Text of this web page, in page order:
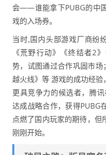
会——谁能拿下PUBG的中
戏的入场券。
当时,国内头部游戏厂商纷
《荒野行动》《终结者2
势，试图通过合作巩固市
越火线》等 游戏的成功经
更具竞争力的候选者，腾
达成战略合作，获得PUBG
点燃了国内玩家的期待，但
刚刚开始。